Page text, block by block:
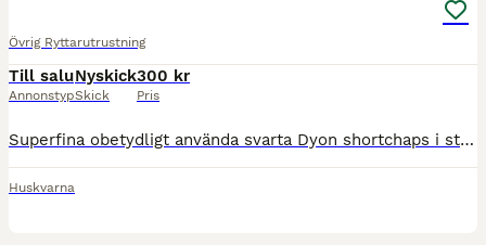
Övrig Ryttarutrustning
Till salu
Annonstyp
Nyskick
Skick
300 kr
Pris
Superfina obetydligt använda svarta Dyon shortchaps i storlek 10 år. Finns i Huskvarna, kan skickas mot fraktkostnad.
Huskvarna